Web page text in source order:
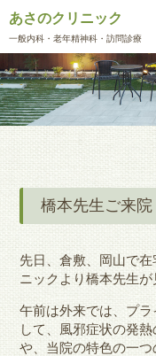
あさのクリニック
一般内科 ・老年精神科・訪問診療
橋本先生ご来院
先日、倉敷、岡山で
ニックより橋本先生が
午前は外来では、プ
して、風邪症状の発
や、当院の特色の一
MENU